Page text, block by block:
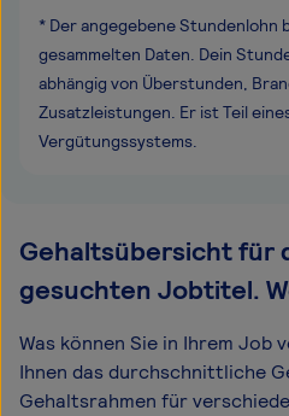
* Der angegebene Stundenlohn
gesammelten Daten. Dein
abhängig von Überstunden,
Zusatzleistungen. Er ist Teil
Vergütungssystems.
Gehaltsübersicht für
gesuchten Jobtitel.
Was können Sie in Ihrem Job
Ihnen das durchschnittliche
Gehaltsrahmen für